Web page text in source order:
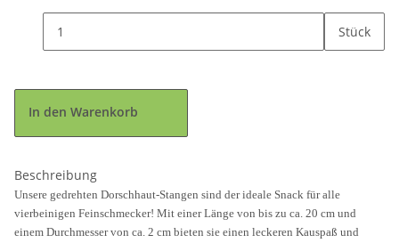
Stück
In den Warenkorb
Beschreibung
Unsere gedrehten Dorschhaut-Stangen sind der ideale Snack für alle
vierbeinigen Feinschmecker! Mit einer Länge von bis zu ca. 20 cm und
einem Durchmesser von ca. 2 cm bieten sie einen leckeren Kauspaß und